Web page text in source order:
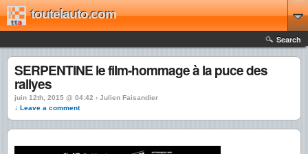
toutelauto.com
Search
SERPENTINE le film-hommage à la puce des
rallyes
juin 12th, 2015 @ 04:42 › Julien Faisandier
↓ Leave a comment